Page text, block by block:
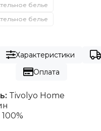
белье
белье
Характеристики
Оплата
Tivolyo Home